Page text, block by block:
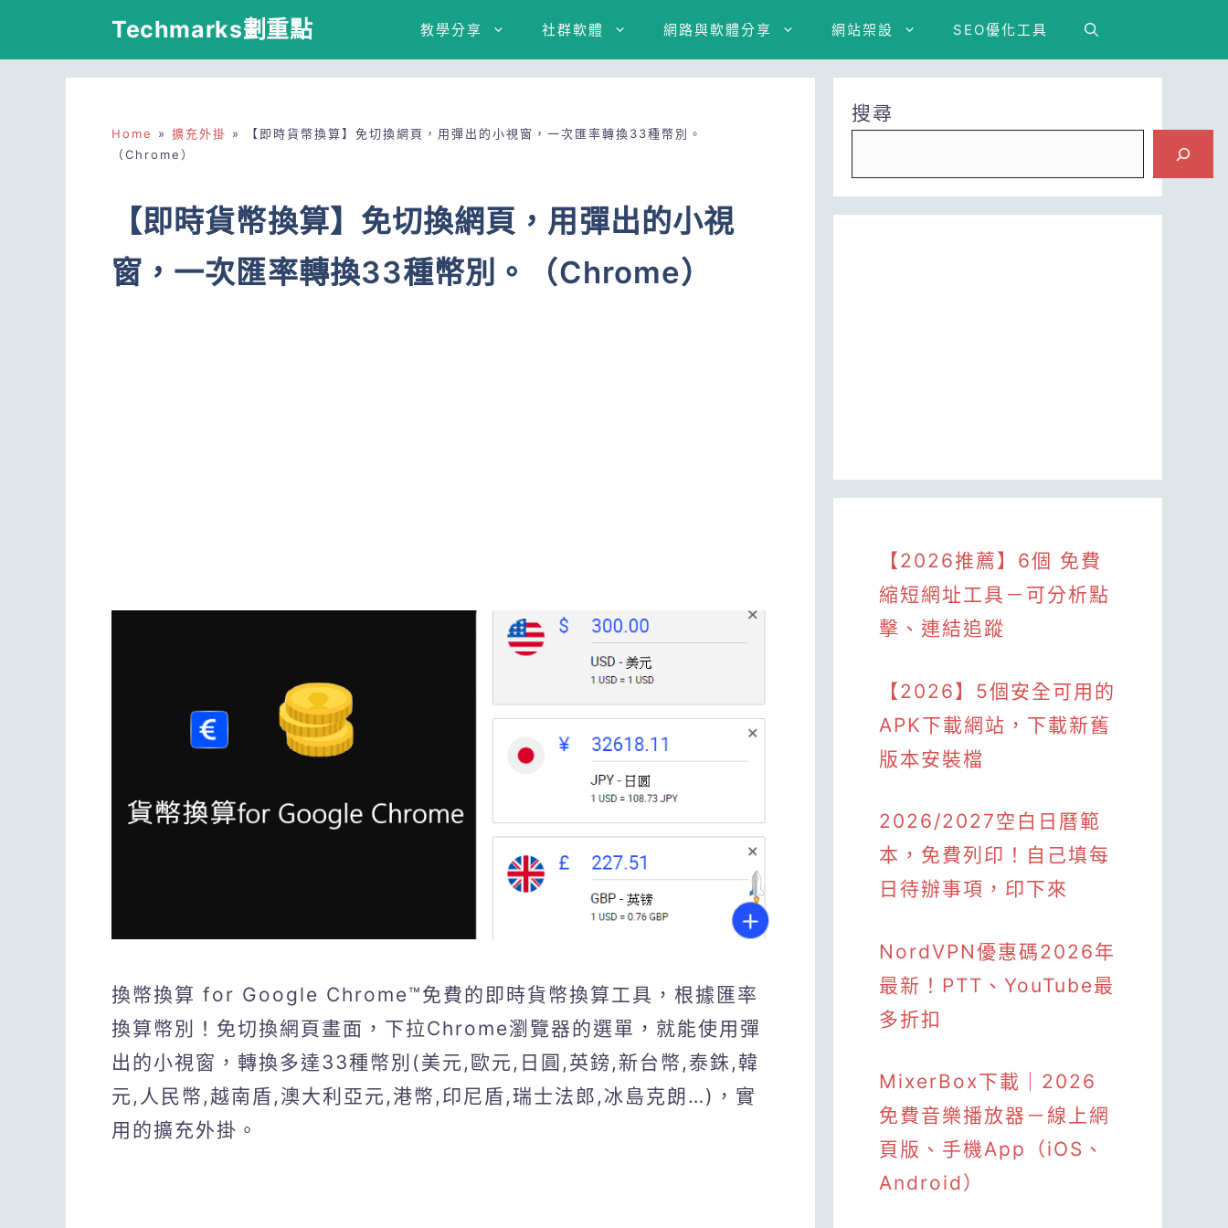
Techmarks劃重點 教學分享 社群軟體 網路與軟體分享 網站架設 SEO優化工具
Home » 擴充外掛 »
【即時貨幣換算】免切換網頁，用彈出的小視窗，一次匯率轉換33種幣別。
（Chrome）
【即時貨幣換算】免切換網頁，用彈出的小視
窗，一次匯率轉換33種幣別。（Chrome）
換幣換算 for Google Chrome™免費的即時貨幣換算工具，根據匯率
換算幣別！免切換網頁畫面，下拉Chrome瀏覽器的選單，就能使用彈
出的小視窗，轉換多達33種幣別(美元,歐元,日圓,英鎊,新台幣,泰銖,韓
元,人民幣,越南盾,澳大利亞元,港幣,印尼盾,瑞士法郎,冰島克朗…)，實
用的擴充外掛。
搜尋
【2026推薦】6個 免費
縮短網址工具－可分析點
擊、連結追蹤
【2026】5個安全可用的
APK下載網站，下載新舊
版本安裝檔
2026/2027空白日曆範
本，免費列印！自己填每
日待辦事項，印下來
NordVPN優惠碼2026年
最新！PTT、YouTube最
多折扣
MixerBox下載｜2026
免費音樂播放器－線上網
頁版、手機App（iOS、
Android）